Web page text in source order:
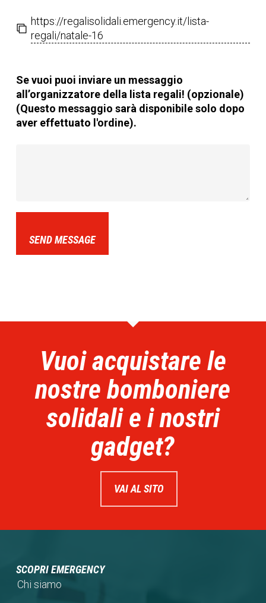
https://regalisolidali.emergency.it/lista-
regali/natale-16
Se vuoi puoi inviare un messaggio
all’organizzatore della lista regali! (opzionale)
(Questo messaggio sarà disponibile solo dopo
aver effettuato l'ordine).
SEND MESSAGE
Vuoi acquistare le
nostre bomboniere
solidali e i nostri
gadget?
VAI AL SITO
SCOPRI EMERGENCY
Chi siamo